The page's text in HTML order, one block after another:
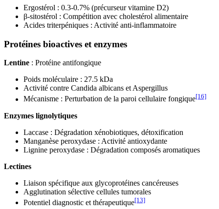
Ergostérol : 0.3-0.7% (précurseur vitamine D2)
β-sitostérol : Compétition avec cholestérol alimentaire
Acides triterpéniques : Activité anti-inflammatoire
Protéines bioactives et enzymes
Lentine : Protéine antifongique
Poids moléculaire : 27.5 kDa
Activité contre Candida albicans et Aspergillus
Mécanisme : Perturbation de la paroi cellulaire fongique[16]
Enzymes lignolytiques
Laccase : Dégradation xénobiotiques, détoxification
Manganèse peroxydase : Activité antioxydante
Lignine peroxydase : Dégradation composés aromatiques
Lectines
Liaison spécifique aux glycoprotéines cancéreuses
Agglutination sélective cellules tumorales
Potentiel diagnostic et thérapeutique[13]